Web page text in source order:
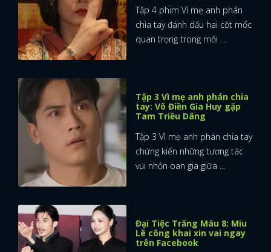
x
ĐĂNG NHẬP
Tập 4 phim Vì mẹ anh phán
chia tay đánh dấu hai cột mốc
quan trọng trong mối ...
Tập 3 Vì mẹ anh phán chia
tay: Võ Điền Gia Huy gặp
Tam Triều Dâng
Tập 3 Vì mẹ anh phán chia tay
chứng kiến những tương tác
vui nhộn oan gia giữa ...
Đại Tiệc Trăng Máu 8: Miu
Lê công khai xin vai ngay
trên Facebook